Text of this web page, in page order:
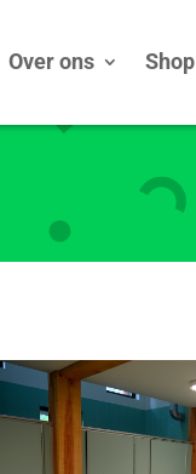
Over ons Shop